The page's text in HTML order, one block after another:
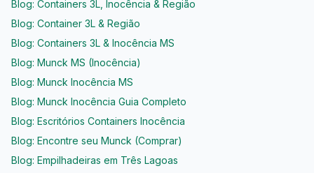
Blog: Containers 3L, Inocência & Região
Blog: Container 3L & Região
Blog: Containers 3L & Inocência MS
Blog: Munck MS (Inocência)
Blog: Munck Inocência MS
Blog: Munck Inocência Guia Completo
Blog: Escritórios Containers Inocência
Blog: Encontre seu Munck (Comprar)
Blog: Empilhadeiras em Três Lagoas